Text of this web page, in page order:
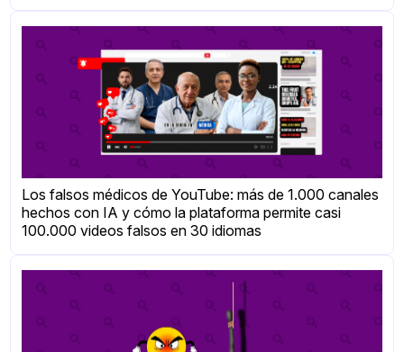
Los falsos médicos de YouTube: más de 1.000 canales
hechos con IA y cómo la plataforma permite casi
100.000 videos falsos en 30 idiomas